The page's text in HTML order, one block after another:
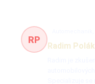
RP
Radim Polák